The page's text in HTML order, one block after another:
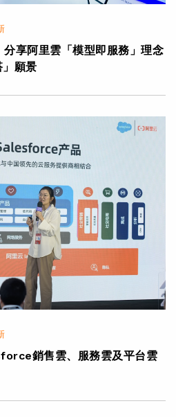
享阿里雲「模型即服務」理念
願景
銷售雲、服務雲及平台雲